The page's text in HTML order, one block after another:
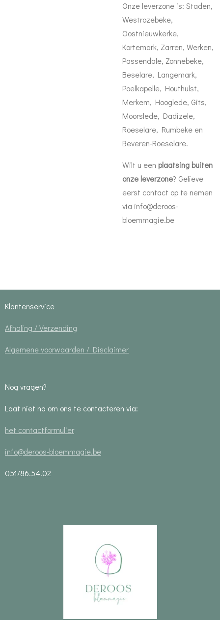
Onze leverzone is: Staden,
Westrozebeke,
Oostnieuwkerke,
Kortemark, Zarren, Werken,
Passendale, Zonnebeke,
Beselare, Langemark,
Poelkapelle, Houthulst,
Merkem, Hooglede, Gits,
Moorslede, Dadizele,
Roeselare, Rumbeke en
Beveren-Roeselare.
Wilt u een plaatsing buiten
onze leverzone? Gelieve
eerst contact op te nemen
via info@deroos-
bloemmagie.be
Klantenservice
Afhaling / Verzending
Algemene voorwaarden / Disclaimer
Nog vragen?
Laat niet na om ons te contacteren via:
het contactformulier
info@deroos-bloemmagie.be
051/86.54.02